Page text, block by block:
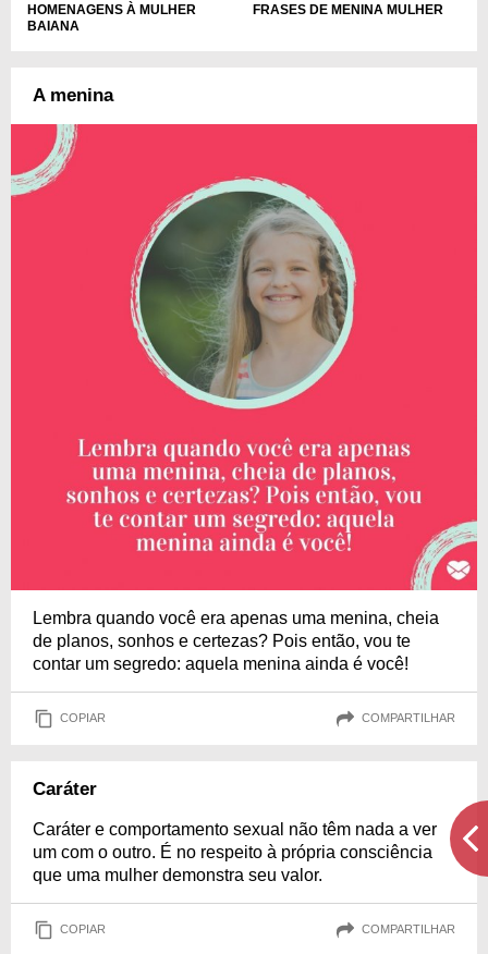
HOMENAGENS À MULHER
BAIANA
FRASES DE MENINA MULHER
A menina
Lembra quando você era apenas uma menina, cheia
de planos, sonhos e certezas? Pois então, vou te
contar um segredo: aquela menina ainda é você!
COPIAR COMPARTILHAR
Caráter
Caráter e comportamento sexual não têm nada a ver
um com o outro. É no respeito à própria consciência
que uma mulher demonstra seu valor.
COPIAR COMPARTILHAR